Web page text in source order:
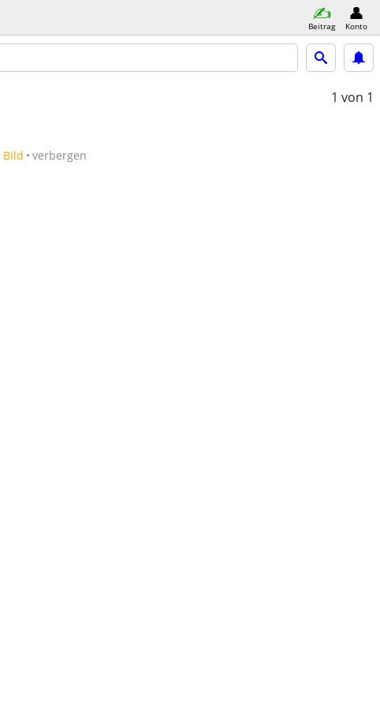
Beitrag Konto
1 von 1
Bild verbergen